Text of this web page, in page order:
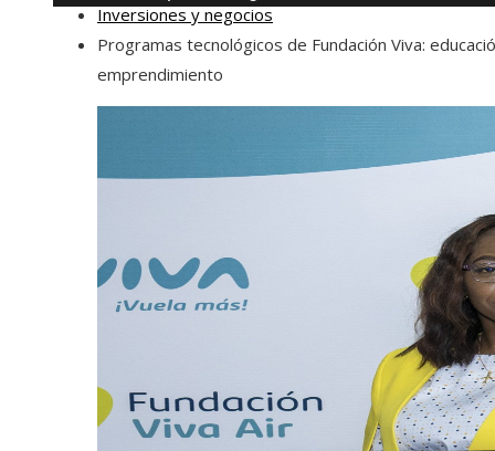
Inversiones y negocios
Programas tecnológicos de Fundación Viva:
emprendimiento